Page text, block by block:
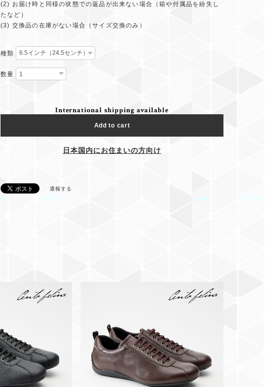
(2) お届け時と同様の状態での返品が出来ない場合（箱や付属品を紛失し
たなど）
(3) 交換品の在庫がない場合（サイズ交換のみ）
種類
数量
International shipping available
Add to cart
日本国内にお住まいの方向け
通報する